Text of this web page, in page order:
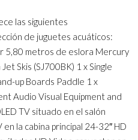
las siguientes
de juguetes acuáticos:
5,80 metros de eslora Mercury
Skis (SJ700BK) 1 x Single
up Boards Paddle 1 x
Audio Visual Equipment and
TV situado en el salón
en la cabina principal 24-32″ HD